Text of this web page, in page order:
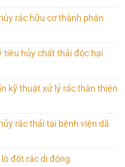
rác hữu cơ thành phân
tiêu hủy chất thải độc hại
kỹ thuật xử lý rác thân thiện
rác thải tại bệnh viện dã
đốt rác di động